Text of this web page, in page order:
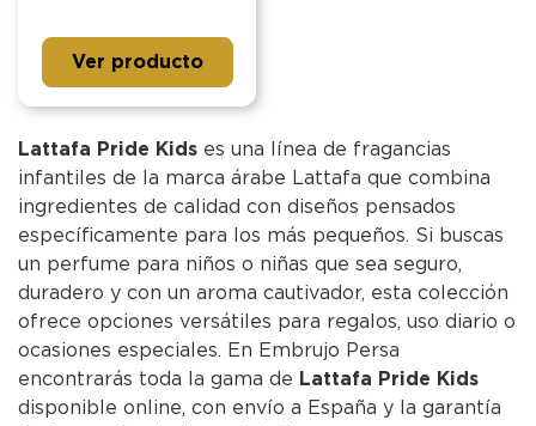
Ver producto
Lattafa Pride Kids es una línea de fragancias
infantiles de la marca árabe Lattafa que combina
ingredientes de calidad con diseños pensados
específicamente para los más pequeños. Si buscas
un perfume para niños o niñas que sea seguro,
duradero y con un aroma cautivador, esta colección
ofrece opciones versátiles para regalos, uso diario o
ocasiones especiales. En Embrujo Persa
encontrarás toda la gama de Lattafa Pride Kids
disponible online, con envío a España y la garantía